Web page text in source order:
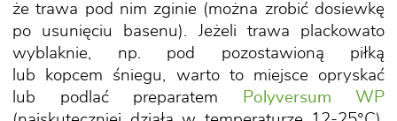
że trawa pod nim zginie (można zrobić dosiewkę
po usunięciu basenu). Jeżeli trawa plackowato
wyblaknie, np. pod pozostawioną piłką
lub kopcem śniegu, warto to miejsce opryskać
lub podlać preparatem
Polyversum WP